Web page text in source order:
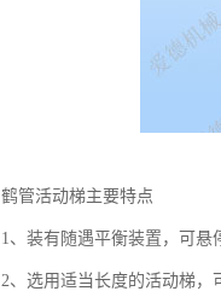
鹤管活动梯主要特点
1、装有随遇平衡装置，可悬
2、选用适当长度的活动梯，